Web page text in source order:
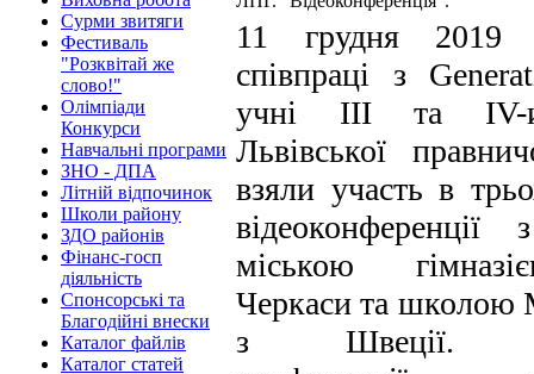
Сурми звитяги
Фестиваль
"Розквітай же
слово!"
Олімпіади
Конкурси
Навчальні програми
ЗНО - ДПА
Літній відпочинок
Школи району
ЗДО районів
Фінанс-госп
діяльність
Спонсорські та
Благодійні внески
Каталог файлів
Каталог статей
11 грудня 2019
співпраці з
учні ІІІ та ІV-
Львівської
взяли участь в
міською
Черкаси та школою
з Швеції.